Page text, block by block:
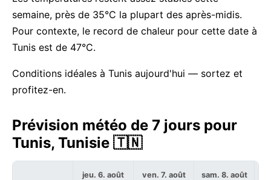
semaine, près de 35°C la plupart des après-midis.
Pour contexte, le record de chaleur pour cette date à
Tunis est de 47°C.
Conditions idéales à Tunis aujourd'hui — sortez et
profitez-en.
Prévision météo de 7 jours pour
Tunis, Tunisie 🇹🇳
jeu. 6. août ven. 7. août sam. 8. août